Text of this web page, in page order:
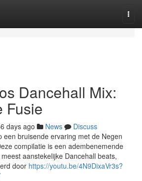
Dancehall Mix:
Fusie
days ago News
Discuss
een bruisende ervaring met de Negen
compilatie is een adembenemende
aanstekelijke Dancehall beats,
door https://youtu.be/4N9DixaVr3s?